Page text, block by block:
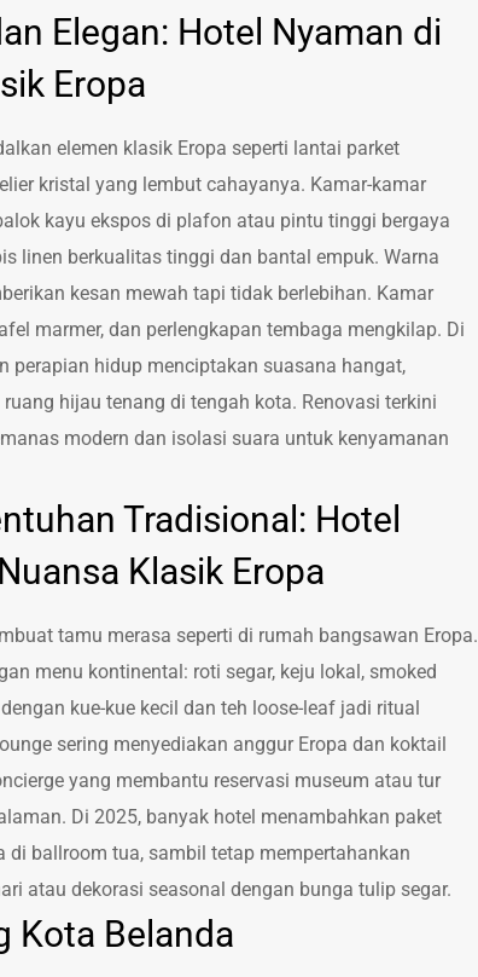
Elegan: Hotel Nyaman di
Eropa
elemen klasik Eropa seperti lantai parket
kristal yang lembut cahayanya. Kamar-kamar
kayu ekspos di plafon atau pintu tinggi bergaya
linen berkualitas tinggi dan bantal empuk. Warna
kesan mewah tapi tidak berlebihan. Kamar
marmer, dan perlengkapan tembaga mengkilap. Di
perapian hidup menciptakan suasana hangat,
hijau tenang di tengah kota. Renovasi terkini
modern dan isolasi suara untuk kenyamanan
Tradisional: Hotel
Klasik Eropa
tamu merasa seperti di rumah bangsawan Eropa.
menu kontinental: roti segar, keju lokal, smoked
kue-kue kecil dan teh loose-leaf jadi ritual
sering menyediakan anggur Eropa dan koktail
yang membantu reservasi museum atau tur
Di 2025, banyak hotel menambahkan paket
ballroom tua, sambil tetap mempertahankan
atau dekorasi seasonal dengan bunga tulip segar.
Kota Belanda